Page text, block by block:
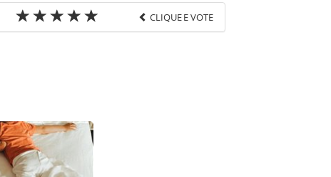
CLIQUE E VOTE
2024/05/veja-situacao-de-gramado-e-
ou as ferramentas oferecidas
Editora é protegido pela
reproduza o conteúdo sem autorização